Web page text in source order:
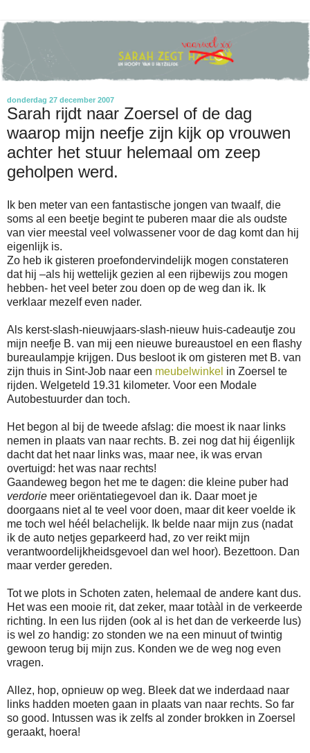
donderdag 27 december 2007
Sarah rijdt naar Zoersel of de dag
waarop mijn neefje zijn kijk op vrouwen
achter het stuur helemaal om zeep
geholpen werd.
Ik ben meter van een fantastische jongen van twaalf, die
soms al een beetje begint te puberen maar die als oudste
van vier meestal veel volwassener voor de dag komt dan hij
eigenlijk is.
Zo heb ik gisteren proefondervindelijk mogen constateren
dat hij –als hij wettelijk gezien al een rijbewijs zou mogen
hebben- het veel beter zou doen op de weg dan ik. Ik
verklaar mezelf even nader.
Als kerst-slash-nieuwjaars-slash-nieuw huis-cadeautje zou
mijn neefje B. van mij een nieuwe bureaustoel en een flashy
bureaulampje krijgen. Dus besloot ik om gisteren met B. van
zijn thuis in Sint-Job naar een meubelwinkel in Zoersel te
rijden. Welgeteld 19.31 kilometer. Voor een Modale
Autobestuurder dan toch.
Het begon al bij de tweede afslag: die moest ik naar links
nemen in plaats van naar rechts. B. zei nog dat hij éigenlijk
dacht dat het naar links was, maar nee, ik was ervan
overtuigd: het was naar rechts!
Gaandeweg begon het me te dagen: die kleine puber had
verdorie meer oriëntatiegevoel dan ik. Daar moet je
doorgaans niet al te veel voor doen, maar dit keer voelde ik
me toch wel héél belachelijk. Ik belde naar mijn zus (nadat
ik de auto netjes geparkeerd had, zo ver reikt mijn
verantwoordelijkheidsgevoel dan wel hoor). Bezettoon. Dan
maar verder gereden.
Tot we plots in Schoten zaten, helemaal de andere kant dus.
Het was een mooie rit, dat zeker, maar totààl in de verkeerde
richting. In een lus rijden (ook al is het dan de verkeerde lus)
is wel zo handig: zo stonden we na een minuut of twintig
gewoon terug bij mijn zus. Konden we de weg nog even
vragen.
Allez, hop, opnieuw op weg. Bleek dat we inderdaad naar
links hadden moeten gaan in plaats van naar rechts. So far
so good. Intussen was ik zelfs al zonder brokken in Zoersel
geraakt, hoera!